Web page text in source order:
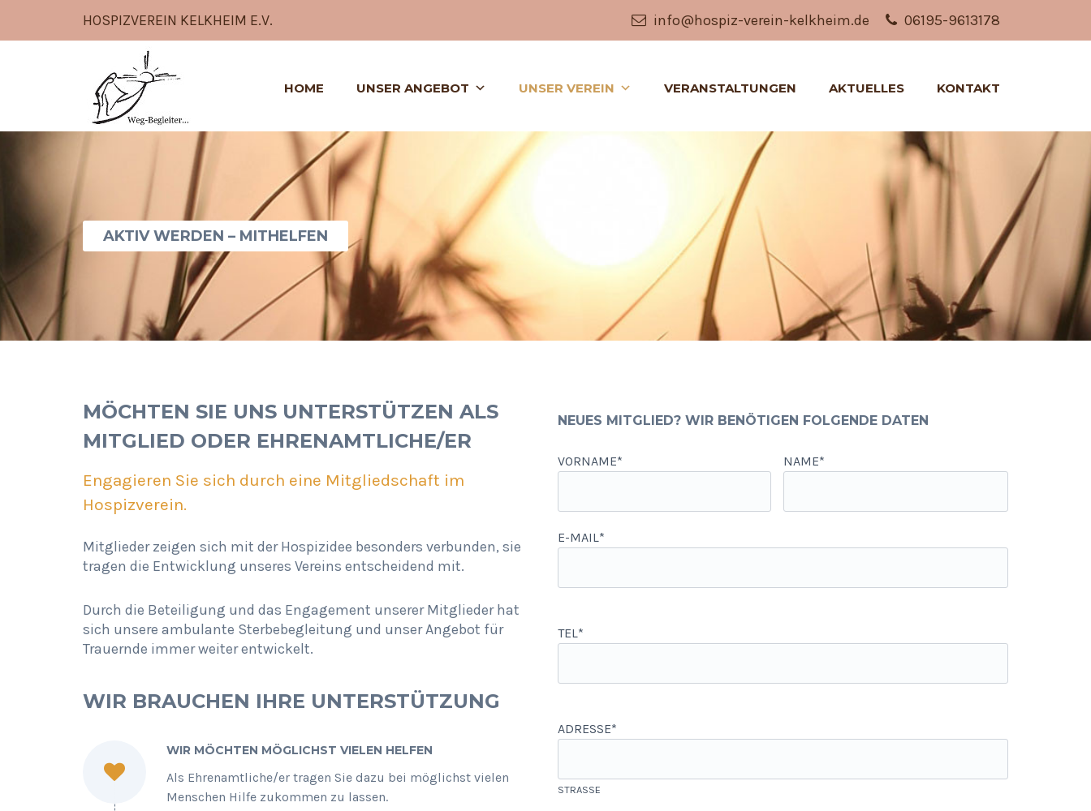
HOSPIZVEREIN KELKHEIM E.V. info@hospiz-verein-kelkheim.de 06195-9613178
HOME UNSER ANGEBOT UNSER VEREIN VERANSTALTUNGEN AKTUELLES KONTAKT
AKTIV WERDEN – MITHELFEN
MÖCHTEN SIE UNS UNTERSTÜTZEN ALS
MITGLIED ODER EHRENAMTLICHE/ER
Engagieren Sie sich durch eine Mitgliedschaft im
Hospizverein.
Mitglieder zeigen sich mit der Hospizidee besonders verbunden, sie
tragen die Entwicklung unseres Vereins entscheidend mit.
Durch die Beteiligung und das Engagement unserer Mitglieder hat
sich unsere ambulante Sterbebegleitung und unser Angebot für
Trauernde immer weiter entwickelt.
WIR BRAUCHEN IHRE UNTERSTÜTZUNG
WIR MÖCHTEN MÖGLICHST VIELEN HELFEN
Als Ehrenamtliche/er tragen Sie dazu bei möglichst vielen
Menschen Hilfe zukommen zu lassen.
NEUES MITGLIED? WIR BENÖTIGEN FOLGENDE DATEN
VORNAME* NAME*
E-MAIL*
TEL*
ADRESSE*
STRASSE